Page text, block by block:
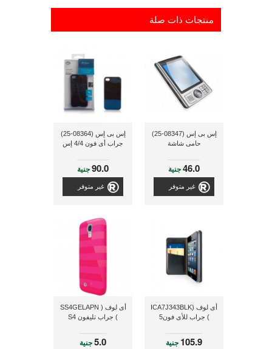
منتجات ذات صلة
إس بى إس (08347-25)
حامى شاشة
46.0جنية
غير متوفر
إس بى إس (08364-25)
جراب أى فون 4/4 إس
90.0جنية
غير متوفر
أى لوف (ICA7J343BLK
) جراب للأى فون5
105.9 جنية
أى لوف ( SS4GELAPN
) جراب تليفون S4
5.0جنية